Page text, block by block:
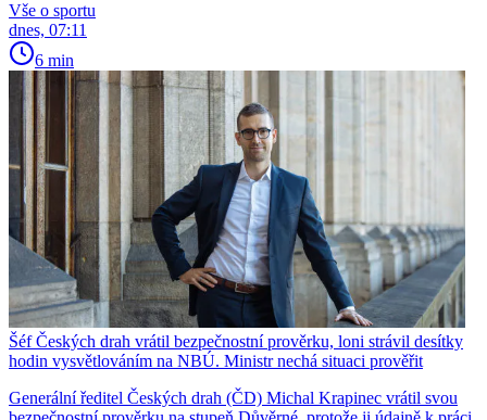
Vše o sportu
dnes, 07:11
6 min
Šéf Českých drah vrátil bezpečnostní prověrku, loni strávil desítky
hodin vysvětlováním na NBÚ. Ministr nechá situaci prověřit
Generální ředitel Českých drah (ČD) Michal Krapinec vrátil svou